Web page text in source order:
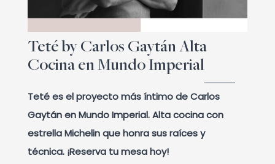
Teté by Carlos Gaytán Alta
Cocina en Mundo Imperial
Teté es el proyecto más íntimo de Carlos
Gaytán en Mundo Imperial. Alta cocina con
estrella Michelin que honra sus raíces y
técnica. ¡Reserva tu mesa hoy!